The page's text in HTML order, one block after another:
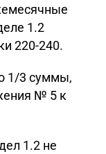
1.2
220-240.
1/3 суммы,
№ 5 к
1.2 не